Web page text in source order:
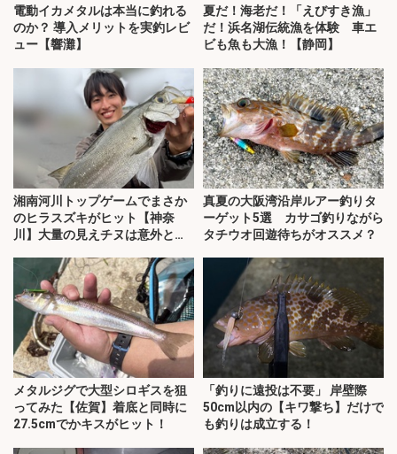
電動イカメタルは本当に釣れる
のか？ 導入メリットを実釣レビ
ュー【響灘】
夏だ！海老だ！「えびすき漁」
だ！浜名湖伝統漁を体験 車エ
ビも魚も大漁！【静岡】
湘南河川トップゲームでまさか
のヒラスズキがヒット【神奈
川】大量の見えチヌは意外と難
真夏の大阪湾沿岸ルアー釣りタ
ーゲット5選 カサゴ釣りながら
タチウオ回遊待ちがオススメ？
メタルジグで大型シロギスを狙
ってみた【佐賀】着底と同時に
27.5cmでかキスがヒット！
「釣りに遠投は不要」 岸壁際
50cm以内の【キワ撃ち】だけで
も釣りは成立する！